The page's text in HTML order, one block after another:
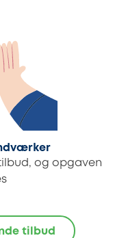
og opgaven
tilbud